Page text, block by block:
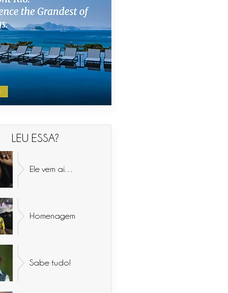
LEU ESSA?
Ele vem aí…
Homenagem
Sabe tudo!